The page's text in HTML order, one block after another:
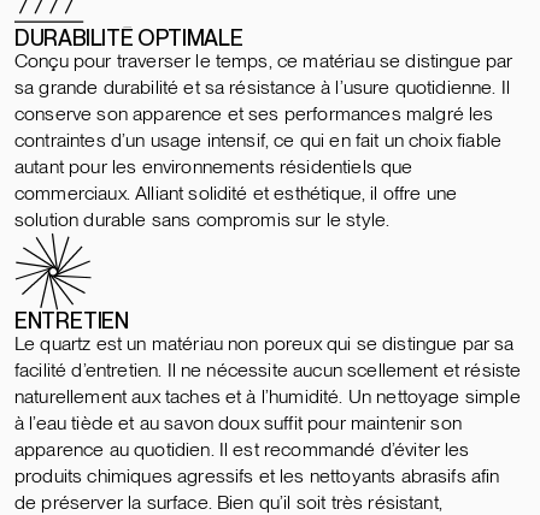
DURABILITÉ OPTIMALE
Conçu pour traverser le temps, ce matériau se distingue par
sa grande durabilité et sa résistance à l’usure quotidienne. Il
conserve son apparence et ses performances malgré les
contraintes d’un usage intensif, ce qui en fait un choix fiable
autant pour les environnements résidentiels que
commerciaux. Alliant solidité et esthétique, il offre une
solution durable sans compromis sur le style.
ENTRETIEN
Le quartz est un matériau non poreux qui se distingue par sa
facilité d’entretien. Il ne nécessite aucun scellement et résiste
naturellement aux taches et à l’humidité. Un nettoyage simple
à l’eau tiède et au savon doux suffit pour maintenir son
apparence au quotidien. Il est recommandé d’éviter les
produits chimiques agressifs et les nettoyants abrasifs afin
de préserver la surface. Bien qu’il soit très résistant,